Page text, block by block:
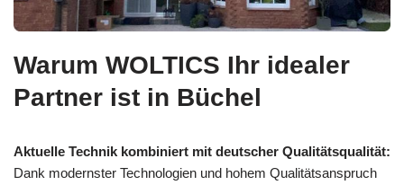
Warum WOLTICS Ihr idealer
Partner ist in Büchel
Aktuelle Technik kombiniert mit deutscher Qualitätsqualität:
Dank modernster Technologien und hohem Qualitätsanspruch